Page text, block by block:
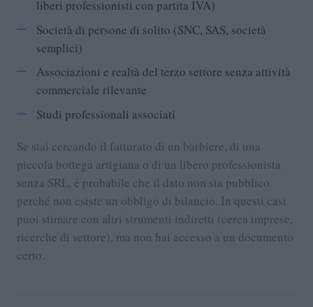
liberi professionisti con partita IVA)
Società di persone di solito (SNC, SAS, società
semplici)
Associazioni e realtà del terzo settore senza attività
commerciale rilevante
Studi professionali associati
Se stai cercando il fatturato di un barbiere, di una
piccola bottega artigiana o di un libero professionista
senza SRL, è probabile che il dato non sia pubblico
perché non esiste un obbligo di bilancio. In questi casi
puoi stimare con altri strumenti indiretti (cerca imprese,
ricerche di settore), ma non hai accesso a un documento
certo.